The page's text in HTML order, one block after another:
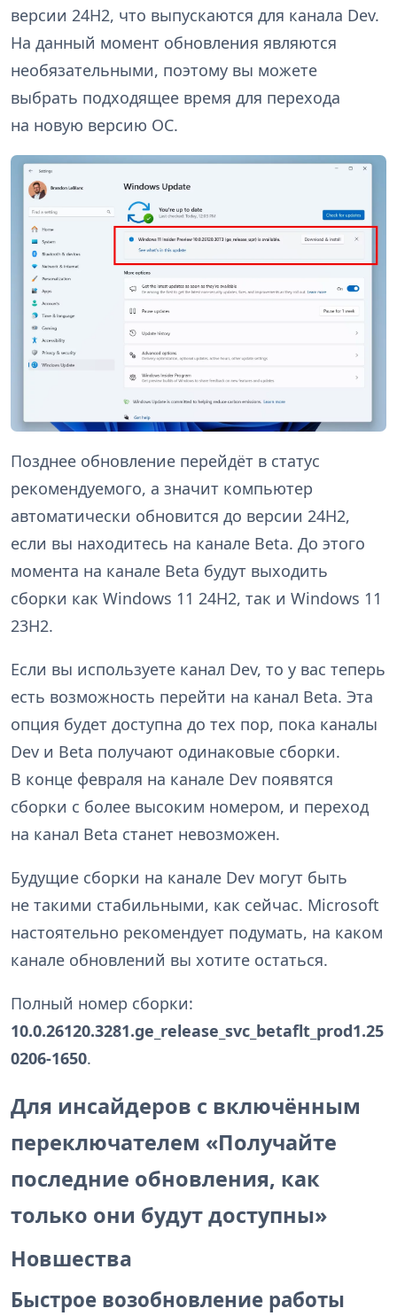
версии 24H2, что выпускаются для канала Dev.
На данный момент обновления являются
необязательными, поэтому вы можете
выбрать подходящее время для перехода
на новую версию ОС.
Позднее обновление перейдёт в статус
рекомендуемого, а значит компьютер
автоматически обновится до версии 24H2,
если вы находитесь на канале Beta. До этого
момента на канале Beta будут выходить
сборки как Windows 11 24H2, так и Windows 11
23H2.
Если вы используете канал Dev, то у вас теперь
есть возможность перейти на канал Beta. Эта
опция будет доступна до тех пор, пока каналы
Dev и Beta получают одинаковые сборки.
В конце февраля на канале Dev появятся
сборки с более высоким номером, и переход
на канал Beta станет невозможен.
Будущие сборки на канале Dev могут быть
не такими стабильными, как сейчас. Microsoft
настоятельно рекомендует подумать, на каком
канале обновлений вы хотите остаться.
Полный номер сборки:
10.0.26120.3281.ge_release_svc_betaflt_prod1.25
0206-1650.
Для инсайдеров с включённым
переключателем «Получайте
последние обновления, как
только они будут доступны»
Новшества
Быстрое возобновление работы